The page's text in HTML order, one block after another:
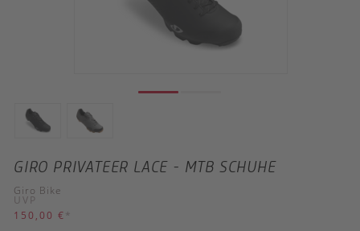
GIRO PRIVATEER LACE - MTB SCHUHE
Giro Bike
UVP
150,00 € *